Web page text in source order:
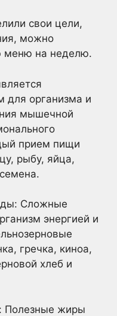
свои цели,
можно
меню на неделю.
для организма и
мышечной
прием пищи
рыбу, яйца,
Сложные
энергией и
гречка, киноа,
хлеб и
Полезные жиры